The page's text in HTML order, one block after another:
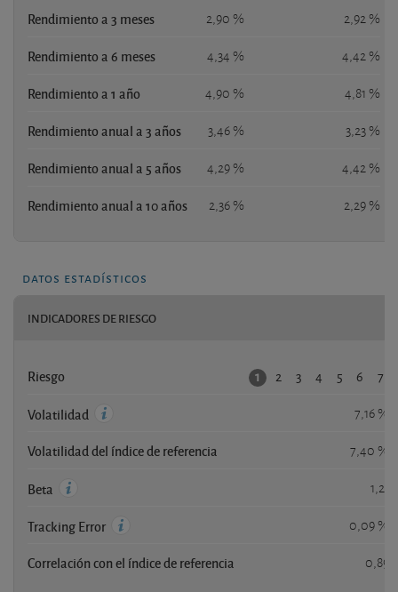
Rendimiento a 3 meses 2,90 % 2,92 %
Rendimiento a 6 meses 4,34 % 4,42 %
Rendimiento a 1 año 4,90 % 4,81 %
Rendimiento anual a 3 años 3,46 % 3,23 %
Rendimiento anual a 5 años 4,29 % 4,42 %
Rendimiento anual a 10 años 2,36 % 2,29 %
datos estadísticos
INDICADORES DE RIESGO
Riesgo 1 2 3 4 5 6 7
Volatilidad 7,16 %
Volatilidad del índice de referencia 7,40 %
Beta 1,21
Tracking Error 0,09 %
Correlación con el índice de referencia 0,89